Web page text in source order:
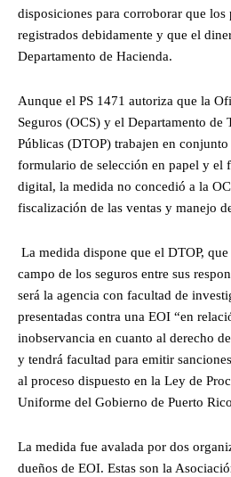
disposiciones para corroborar que los
registrados debidamente y que el
Departamento de Hacienda.
Aunque el PS 1471 autoriza que la
Seguros (OCS) y el Departamento de
Públicas (DTOP) trabajen en
formulario de selección en papel y el
digital, la medida no concedió a la
fiscalización de las ventas y manejo
La medida dispone que el DTOP,
campo de los seguros entre sus
será la agencia con facultad de
presentadas contra una EOI “en
inobservancia en cuanto al derecho
y tendrá facultad para emitir
al proceso dispuesto en la Ley de
Uniforme del Gobierno de Puerto
La medida fue avalada por dos
dueños de EOI. Estas son la